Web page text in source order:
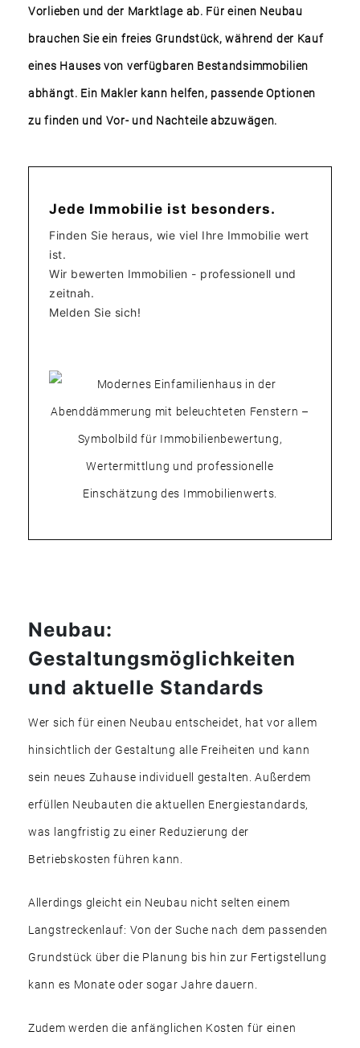
Vorlieben und der Marktlage ab. Für einen Neubau
brauchen Sie ein freies Grundstück, während der Kauf
eines Hauses von verfügbaren Bestandsimmobilien
abhängt. Ein Makler kann helfen, passende Optionen
zu finden und Vor- und Nachteile abzuwägen.
Jede Immobilie ist besonders.
Finden Sie heraus, wie viel Ihre Immobilie wert
ist.
Wir bewerten Immobilien - professionell und
zeitnah.
Melden Sie sich!
Neubau:
Gestaltungsmöglichkeiten
und aktuelle Standards
Wer sich für einen Neubau entscheidet, hat vor allem
hinsichtlich der Gestaltung alle Freiheiten und kann
sein neues Zuhause individuell gestalten. Außerdem
erfüllen Neubauten die aktuellen Energiestandards,
was langfristig zu einer Reduzierung der
Betriebskosten führen kann.
Allerdings gleicht ein Neubau nicht selten einem
Langstreckenlauf: Von der Suche nach dem passenden
Grundstück über die Planung bis hin zur Fertigstellung
kann es Monate oder sogar Jahre dauern.
Zudem werden die anfänglichen Kosten für einen